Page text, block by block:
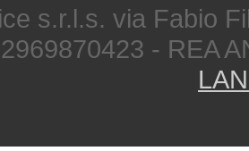
s.r.l.s. via Fabio
- REA